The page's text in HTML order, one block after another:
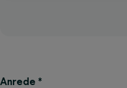
Anrede *